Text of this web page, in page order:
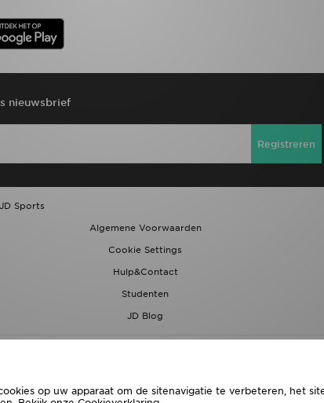
nieuwsbrief
Registreren
Sports
Algemene Voorwaarden
Cookie Settings
Hulp&Contact
Studenten
JD Blog
op uw apparaat om de sitenavigatie te verbeteren, het